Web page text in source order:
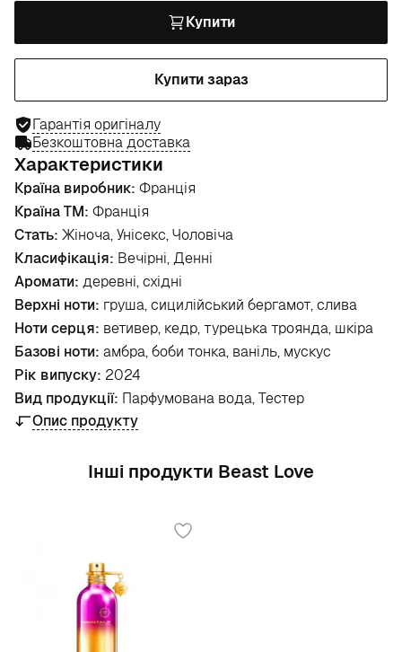
Купити
Купити зараз
Гарантія оригіналу
Безкоштовна доставка
Характеристики
Країна виробник: Франція
Країна ТМ: Франція
Стать: Жіноча, Унісекс, Чоловіча
Класифікація: Вечірні, Денні
Аромати: деревні, східні
Верхні ноти: груша, сицилійський бергамот, слива
Ноти серця: ветивер, кедр, турецька троянда, шкіра
Базові ноти: амбра, боби тонка, ваніль, мускус
Рік випуску: 2024
Вид продукції: Парфумована вода, Тестер
Опис продукту
Інші продукти Beast Love